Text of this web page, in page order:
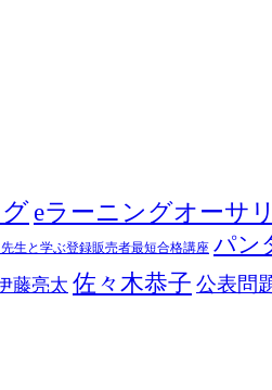
eラーニングオーサ
生と学ぶ登録販売者最短合格講座 パン
藤亮太 佐々木恭子 公表問